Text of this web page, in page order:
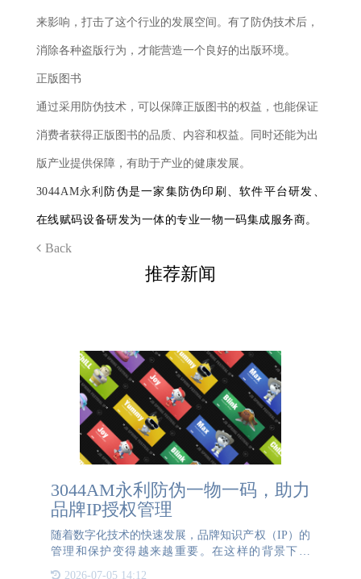
来影响，打击了这个行业的发展空间。有了防伪技术后，
消除各种盗版行为，才能营造一个良好的出版环境。
正版图书
通过采用防伪技术，可以保障正版图书的权益，也能保证
消费者获得正版图书的品质、内容和权益。同时还能为出
版产业提供保障，有助于产业的健康发展。
3044AM永利 防伪是一家集防伪印刷、软件平台研发、
在线赋码设备研发为一体的专业一物一码集成服务商。
Back
推荐新闻
3044AM永利防伪一物一码，助力
品牌IP授权管理
随着数字化技术的快速发展，品牌知识产权（IP）的
管理和保护变得越来越重要。在这样的背景下，
2026-07-05 14:12